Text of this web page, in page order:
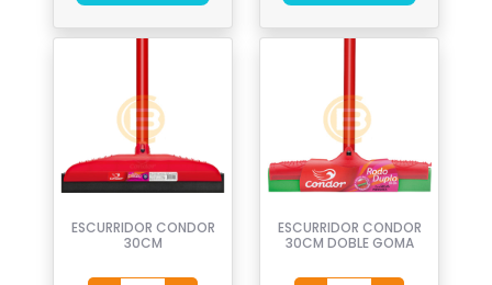
ESCURRIDOR CONDOR
30CM
ESCURRIDOR CONDOR
30CM DOBLE GOMA